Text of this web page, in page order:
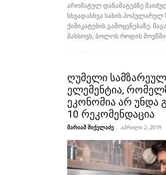
არომატულ დანამატებზე
სხვადასხვა სახის
ქიმიკატების გამოყენებაზე.
მახსოვს, ბოლოს როდის
ღუმელი
ელემენტია,
ეკონომია არ უნდა
10 რეკომენდაცია
მარიამ მიქელაძე - აპრილი 2, 2019